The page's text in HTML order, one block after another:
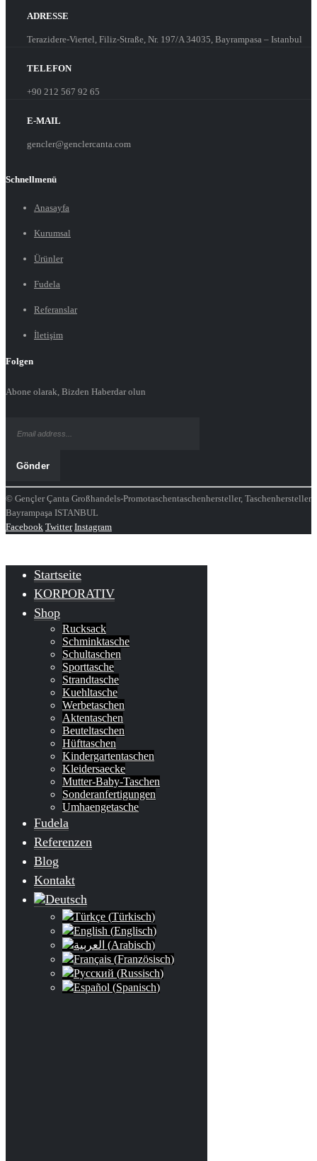
ADRESSE
Terazidere-Viertel, Filiz-Straße, Nr. 197/A 34035, Bayrampasa – Istanbul
TELEFON
+90 212 567 92 65
E-MAIL
gencler@genclercanta.com
Schnellmenü
Anasayfa
Kurumsal
Ürünler
Fudela
Referanslar
İletişim
Folgen
Abone olarak, Bizden Haberdar olun
© Gençler Çanta Großhandels-Promotaschentaschenhersteller, Taschenhersteller
Bayrampaşa ISTANBUL
Facebook Twitter Instagram
Startseite
KORPORATIV
Shop
Rucksack
Schminktasche
Schultaschen
Sporttasche
Strandtasche
Kuehltasche
Werbetaschen
Aktentaschen
Beuteltaschen
Hüfttaschen
Kindergartentaschen
Kleidersaecke
Mutter-Baby-Taschen
Sonderanfertigungen
Umhaengetasche
Fudela
Referenzen
Blog
Kontakt
Deutsch
Türkçe (Türkisch)
English (Englisch)
العربية (Arabisch)
Français (Französisch)
Русский (Russisch)
Español (Spanisch)